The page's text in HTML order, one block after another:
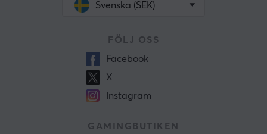
Svenska (SEK)
FÖLJ OSS
Facebook
X
Instagram
GAMINGBUTIKEN